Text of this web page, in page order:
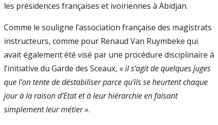
les présidences françaises et ivoiriennes à Abidjan.
Comme le souligne l’association française des magistrats
instructeurs, comme pour Renaud Van Ruymbeke qui
avait également été visé par une procédure disciplinaire à
l’initiative du Garde des Sceaux, «il s’agit de quelques juges
que l’on tente de déstabiliser parce qu’ils se heurtent chaque
jour à la raison d’Etat et à leur hiérarchie en faisant
simplement leur métier».